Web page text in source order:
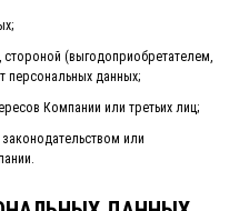
(выгодоприобретателем,
персональных данных;
Компании или третьих лиц;
или